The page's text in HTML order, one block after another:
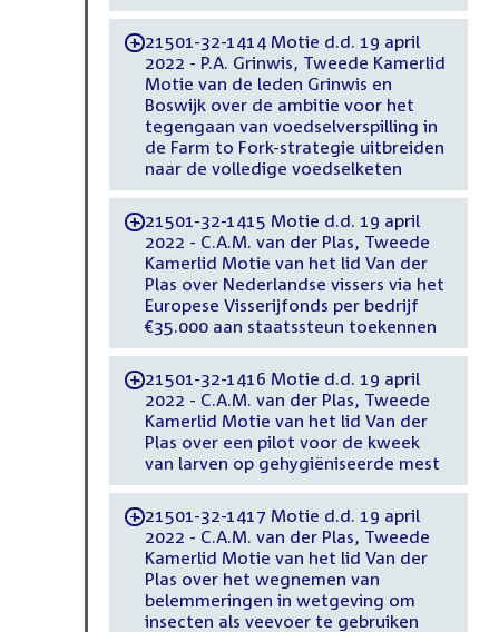
-21501-32-1414 Motie d.d. 19 april
2022 - P.A. Grinwis, Tweede Kamerlid
Motie van de leden Grinwis en
Boswijk over de ambitie voor het
tegengaan van voedselverspilling in
de Farm to Fork-strategie uitbreiden
naar de volledige voedselketen
-21501-32-1415 Motie d.d. 19 april
2022 - C.A.M. van der Plas, Tweede
Kamerlid Motie van het lid Van der
Plas over Nederlandse vissers via het
Europese Visserijfonds per bedrijf
€35.000 aan staatssteun toekennen
-21501-32-1416 Motie d.d. 19 april
2022 - C.A.M. van der Plas, Tweede
Kamerlid Motie van het lid Van der
Plas over een pilot voor de kweek
van larven op gehygiëniseerde mest
-21501-32-1417 Motie d.d. 19 april
2022 - C.A.M. van der Plas, Tweede
Kamerlid Motie van het lid Van der
Plas over het wegnemen van
belemmeringen in wetgeving om
insecten als veevoer te gebruiken